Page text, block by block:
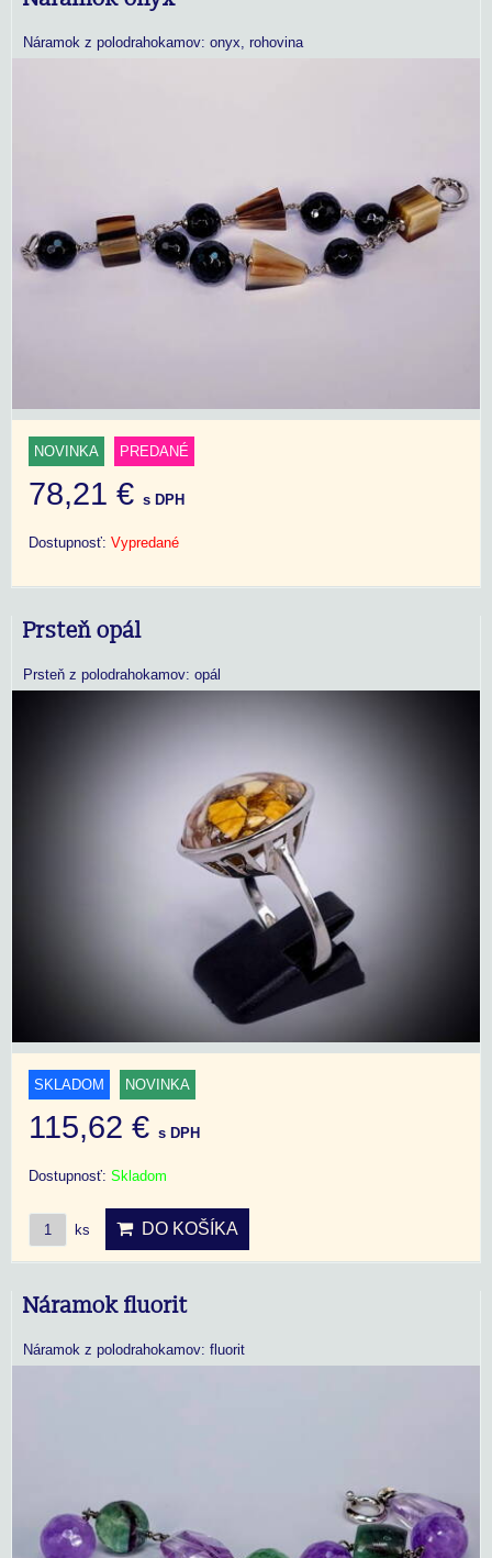
Náramok z polodrahokamov: onyx, rohovina
NOVINKA PREDANÉ
78,21 € s DPH
Dostupnosť: Vypredané
Prsteň opál
Prsteň z polodrahokamov: opál
SKLADOM NOVINKA
115,62 € s DPH
Dostupnosť: Skladom
ks DO KOŠÍKA
Náramok fluorit
Náramok z polodrahokamov: fluorit